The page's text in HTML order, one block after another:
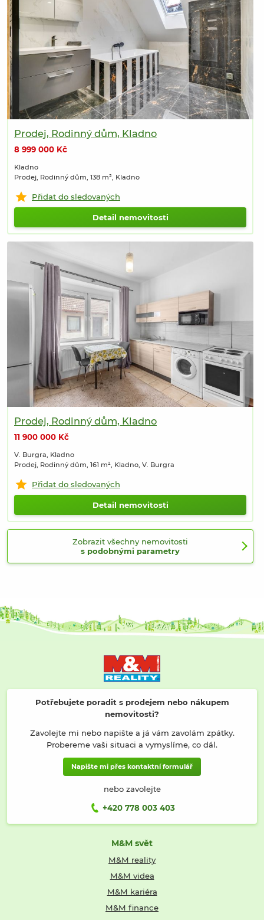
Prodej, Rodinný dům, Kladno
8 999 000 Kč
Kladno
Prodej, Rodinný dům, 138 m², Kladno
Přidat do sledovaných
Detail nemovitosti
Prodej, Rodinný dům, Kladno
11 900 000 Kč
V. Burgra, Kladno
Prodej, Rodinný dům, 161 m², Kladno, V. Burgra
Přidat do sledovaných
Detail nemovitosti
Zobrazit všechny nemovitosti
s podobnými parametry
Potřebujete poradit s prodejem nebo nákupem
nemovitosti?
Zavolejte mi nebo napište a já vám zavolám zpátky.
Probereme vaši situaci a vymyslíme, co dál.
Napište mi přes kontaktní formulář
nebo zavolejte
+420 778 003 403
M&M svět
M&M reality
M&M videa
M&M kariéra
M&M finance